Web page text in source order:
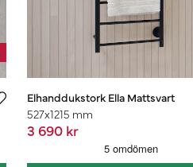
Elhanddukstork Ella Mattsvart
527x1215 mm
3 690 kr